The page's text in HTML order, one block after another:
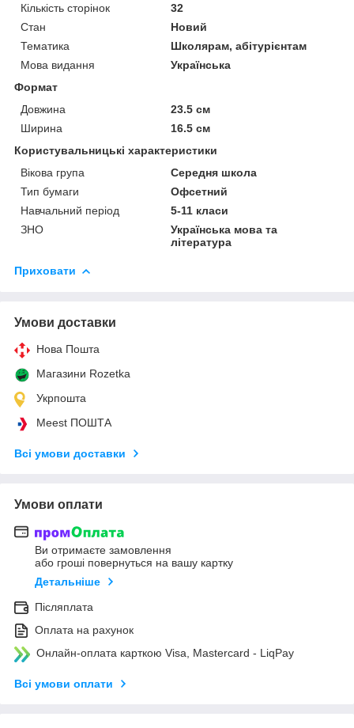
Кількість сторінок
32
Стан
Новий
Тематика
Школярам, абітурієнтам
Мова видання
Українська
Формат
Довжина
23.5 см
Ширина
16.5 см
Користувальницькі характеристики
Вікова група
Середня школа
Тип бумаги
Офсетний
Навчальний період
5-11 класи
ЗНО
Українська мова та
література
Приховати
Умови доставки
Нова Пошта
Магазини Rozetka
Укрпошта
Meest ПОШТА
Всі умови доставки
Умови оплати
Ви отримаєте замовлення
або гроші повернуться на вашу картку
Детальніше
Післяплата
Оплата на рахунок
Онлайн-оплата карткою Visa, Mastercard - LiqPay
Всі умови оплати